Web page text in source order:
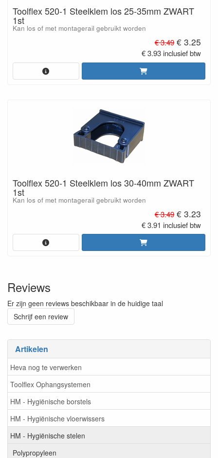
Artikelen
Heva nog te verwerken
Toolflex Ophangsystemen
HM - Hygiënische borstels
HM - Hygiënische vloerwissers
HM - Hygiënische stelen
Polypropyleen
Toolflex 520-1 Steelklem los 25-35mm ZWART
1st
Kan los of met montagerail gebruikt worden
€ 3.49€ 3.25
€ 3.93 inclusief btw
Toolflex 520-1 Steelklem los 30-40mm ZWART
1st
Kan los of met montagerail gebruikt worden
€ 3.49€ 3.23
€ 3.91 inclusief btw
Reviews
Er zijn geen reviews beschikbaar in de huidige taal
Schrijf een review